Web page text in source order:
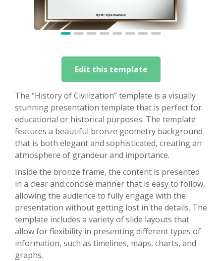
Edit this template
The “History of Civilization” template is a visually
stunning presentation template that is perfect for
educational or historical purposes. The template
features a beautiful bronze geometry background
that is both elegant and sophisticated, creating an
atmosphere of grandeur and importance.
Inside the bronze frame, the content is presented
in a clear and concise manner that is easy to follow,
allowing the audience to fully engage with the
presentation without getting lost in the details. The
template includes a variety of slide layouts that
allow for flexibility in presenting different types of
information, such as timelines, maps, charts, and
graphs.